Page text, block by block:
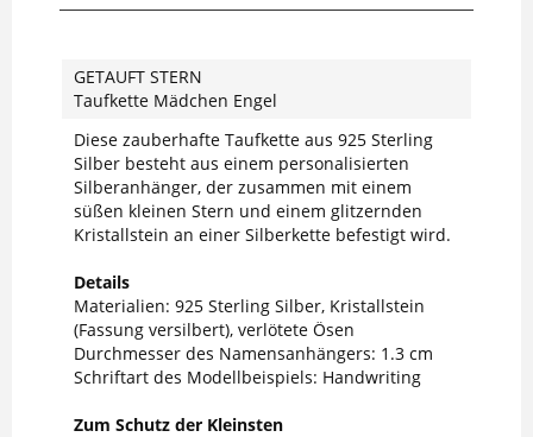
GETAUFT STERN
Taufkette Mädchen Engel
Diese zauberhafte Taufkette aus 925 Sterling
Silber besteht aus einem personalisierten
Silberanhänger, der zusammen mit einem
süßen kleinen Stern und einem glitzernden
Kristallstein an einer Silberkette befestigt wird.
Details
Materialien: 925 Sterling Silber, Kristallstein
(Fassung versilbert), verlötete Ösen
Durchmesser des Namensanhängers: 1.3 cm
Schriftart des Modellbeispiels: Handwriting
Zum Schutz der Kleinsten